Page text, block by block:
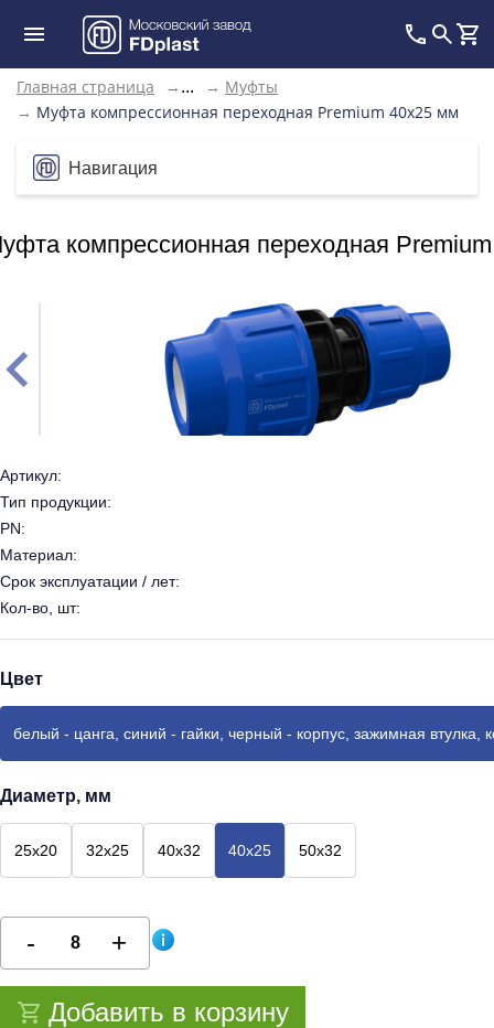
Главная страница → ... → Муфты
→ Муфта компрессионная переходная Premium 40х25 мм
Навигация
компрессионная переходная
Артикул:
Тип продукции:
PN:
Материал:
Срок эксплуатации / лет:
Кол-во, шт:
Цвет
белый - цанга, синий - гайки, черный - корпус, зажимная втулка,
Диаметр, мм
25х20 32х25 40х32 40х25 50х32
Добавить в корзину